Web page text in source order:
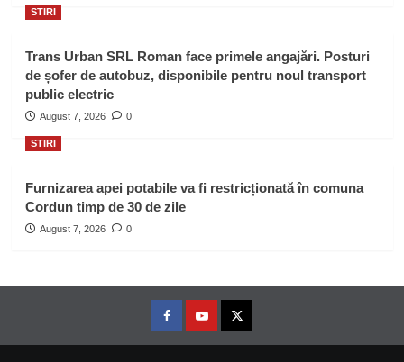
STIRI
Trans Urban SRL Roman face primele angajări. Posturi
de șofer de autobuz, disponibile pentru noul transport
public electric
August 7, 2026 0
STIRI
Furnizarea apei potabile va fi restricționată în comuna
Cordun timp de 30 de zile
August 7, 2026 0
FacebookYoutubeTwitter